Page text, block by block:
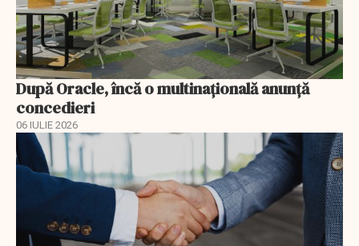
După Oracle, încă o multinaţională anunţă
concedieri
06 IULIE 2026